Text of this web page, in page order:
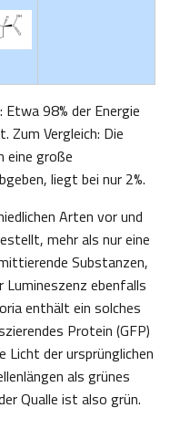
98% der Energie
Vergleich: Die
eine große
liegt bei nur 2%.
Arten vor und
mehr als nur eine
Substanzen,
Lumineszenz ebenfalls
enthält ein solches
Protein (GFP)
Licht der ursprünglichen
als grünes
Qualle ist also grün.